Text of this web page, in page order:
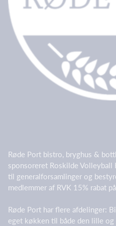
Røde Port bistro, bryghus &
sponsoreret Roskilde
til generalforsamlinger og
medlemmer af RVK 15% rabat
Røde Port har flere afdelinger:
eget køkken til både den lille